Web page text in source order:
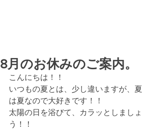
8月のお休みのご案内。
こんにちは！！
いつもの夏とは、少し違いますが、夏
は夏なので大好きです！！
太陽の日を浴びて、カラッとしましょ
う！！